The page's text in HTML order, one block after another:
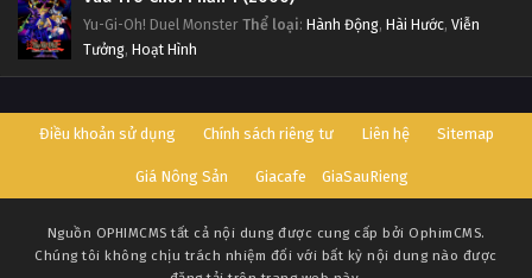
Yu-Gi-Oh! Duel Monster Thể loại: Hành Động, Hài Hước, Viễn
Tưởng, Hoạt Hình
Điều khoản sử dụng Chính sách riêng tư Liên hệ Sitemap
Giá Nông Sản Giacafe GiaSauRieng
Nguồn OPHIMCMS tất cả nội dung được cung cấp bởi OphimCMS.
Chúng tôi không chịu trách nhiệm đối với bất kỳ nội dung nào được